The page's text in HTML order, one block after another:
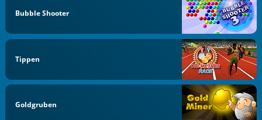
Bubble Shooter
Tippen
Goldgruben